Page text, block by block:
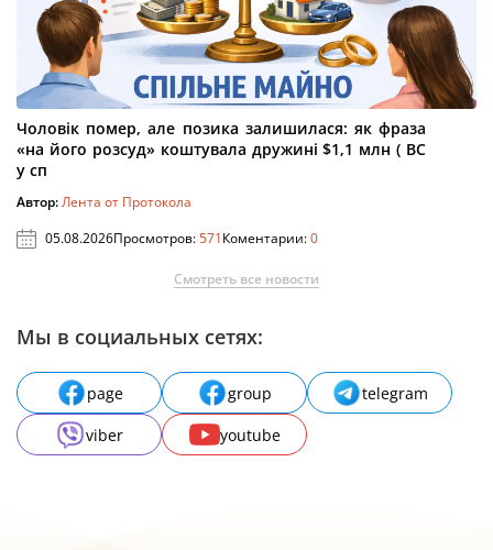
Чоловік помер, але позика залишилася: як фраза
«на його розсуд» коштувала дружині $1,1 млн ( ВС
у сп
Автор:Лента от Протокола
05.08.2026Просмотров:571Коментарии:0
Смотреть все новости
Мы в социальных сетях:
page group
telegram
viber
youtube